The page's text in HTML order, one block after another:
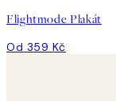
Flightmode Plakát
Od 359 Kč